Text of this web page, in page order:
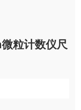
粒计数仪尺